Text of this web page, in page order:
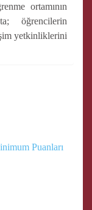
ortamının
öğrencilerin
yetkinliklerini
Puanları